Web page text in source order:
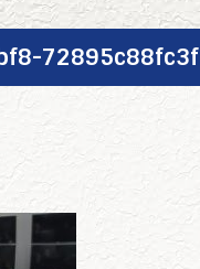
72895c88fc3f